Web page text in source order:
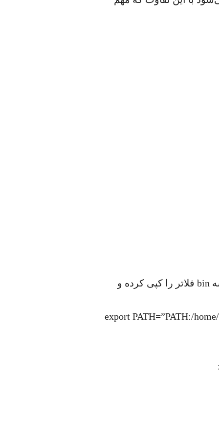
دقت کنید ما در تصویر بالا از متغیر HOME$ برای آدرس دهی استفاده کرده‌ایم. شما می‌توانید دقیقا آدرس پوشه bin فلاتر را کپی کرده و
export PATH=”PATH:/